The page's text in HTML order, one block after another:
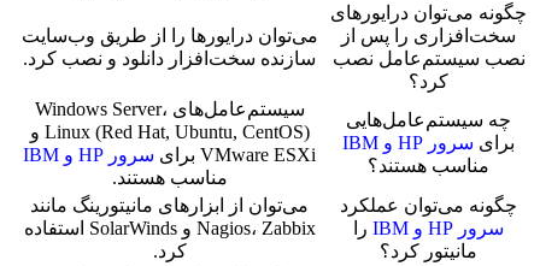
چگونه می‌توان درایورهای
سخت‌افزاری را پس از
نصب سیستم‌عامل نصب
کرد؟
می‌توان درایورها را از طریق وب‌سایت
سازنده سخت‌افزار دانلود و نصب کرد.
چه سیستم‌عامل‌هایی
برای سرور HP و IBM
مناسب هستند؟
سیستم‌عامل‌های Windows Server،
Linux (Red Hat, Ubuntu, CentOS) و
VMware ESXi برای
سرور HP و IBM
مناسب هستند.
چگونه می‌توان عملکرد
سرور HP و IBM
را
مانیتور کرد؟
می‌توان از ابزارهای مانیتورینگ مانند
Nagios، Zabbix و SolarWinds استفاده
کرد.